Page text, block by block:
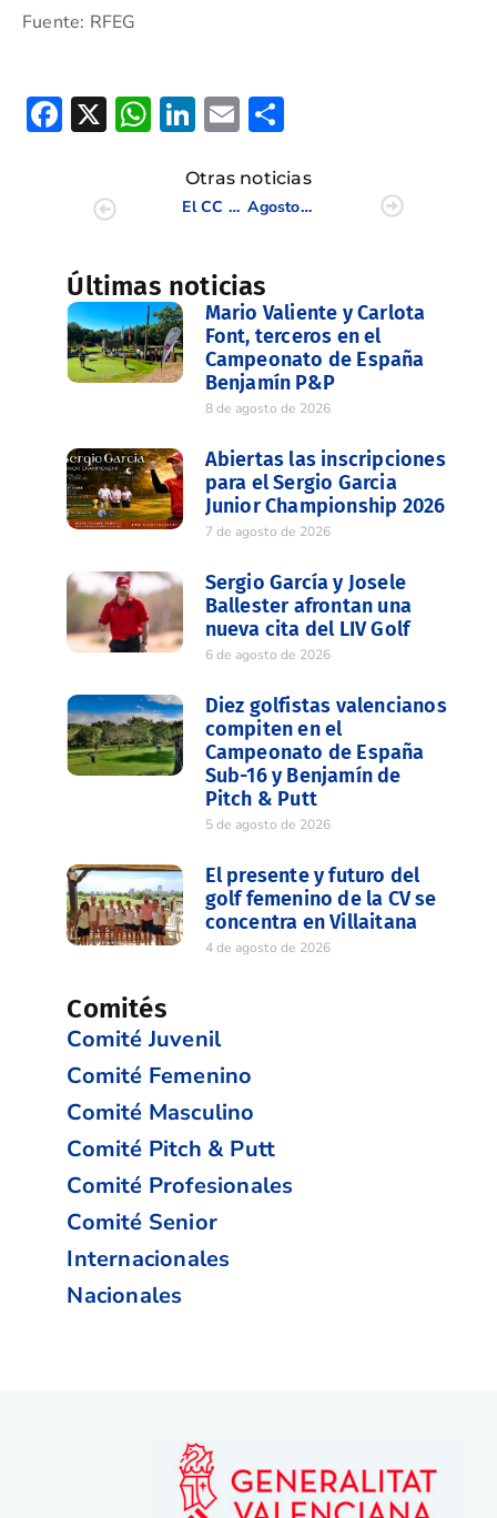
Fuente: RFEG
Facebook
X WhatsApp
LinkedIn
Email
Otras noticias
El CC Mediterráneo acogió la segunda prueba del Triangular de Golf Adaptado
Agosto, mes de Torneos Internacionales
Últimas noticias
Mario Valiente y Carlota
Font, terceros en el
Campeonato de España
Benjamín P&P
8 de agosto de 2026
Abiertas las inscripciones
para el Sergio Garcia
Junior Championship 2026
7 de agosto de 2026
Sergio García y Josele
Ballester afrontan una
nueva cita del LIV Golf
6 de agosto de 2026
Diez golfistas valencianos
compiten en el
Campeonato de España
Sub-16 y Benjamín de
Pitch & Putt
5 de agosto de 2026
El presente y futuro del
golf femenino de la CV se
concentra en Villaitana
4 de agosto de 2026
Comités
Comité Juvenil
Comité Femenino
Comité Masculino
Comité Pitch & Putt
Comité Profesionales
Comité Senior
Internacionales
Nacionales